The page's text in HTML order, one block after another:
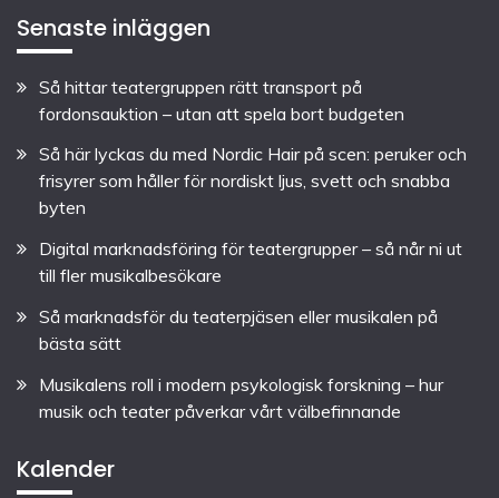
Senaste inläggen
Så hittar teatergruppen rätt transport på
fordonsauktion – utan att spela bort budgeten
Så här lyckas du med Nordic Hair på scen: peruker och
frisyrer som håller för nordiskt ljus, svett och snabba
byten
Digital marknadsföring för teatergrupper – så når ni ut
till fler musikalbesökare
Så marknadsför du teaterpjäsen eller musikalen på
bästa sätt
Musikalens roll i modern psykologisk forskning – hur
musik och teater påverkar vårt välbefinnande
Kalender